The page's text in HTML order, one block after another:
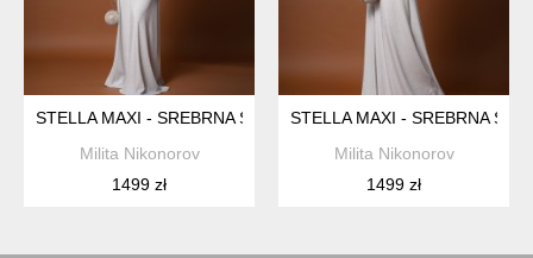
STELLA MAXI - SREBRNA SUKNIA WIECZOROWA
Milita Nikonorov
1499 zł
STELLA MAXI - SREBRNA
Milita Nikonorov
1499 zł